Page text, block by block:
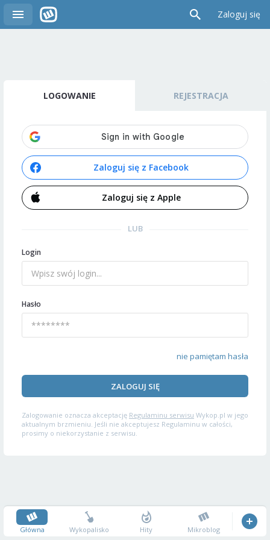
Zaloguj się
LOGOWANIE REJESTRACJA
Zaloguj się z Facebook
Zaloguj się z Apple
LUB
Login
Hasło
nie pamiętam hasła
ZALOGUJ SIĘ
Zalogowanie oznacza akceptację Regulaminu serwisu Wykop.pl w jego
aktualnym brzmieniu. Jeśli nie akceptujesz Regulaminu w całości,
prosimy o niekorzystanie z serwisu.
Główna Wykopalisko Hity Mikroblog